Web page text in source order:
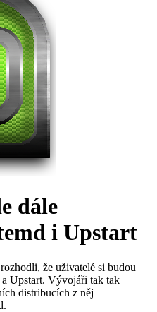
dále
i Upstart
že uživatelé si budou
Upstart. Vývojáři tak tak
distribucích z něj